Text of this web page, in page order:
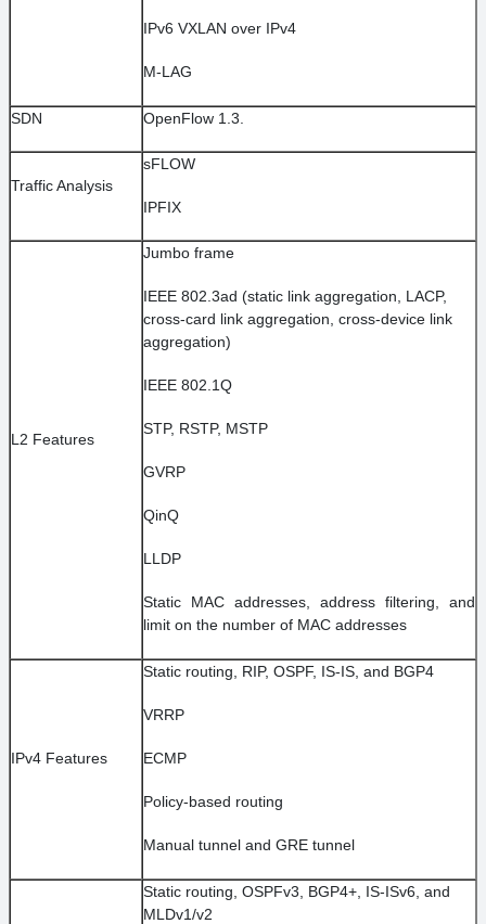
IPv6 VXLAN over IPv4
M-LAG
SDN OpenFlow 1.3.
Traffic Analysis
sFLOW
IPFIX
L2 Features
Jumbo frame
IEEE 802.3ad (static link aggregation, LACP,
cross-card link aggregation, cross-device link
aggregation)
IEEE 802.1Q
STP, RSTP, MSTP
GVRP
QinQ
LLDP
Static MAC addresses, address filtering, and
limit on the number of MAC addresses
IPv4 Features
Static routing, RIP, OSPF, IS-IS, and BGP4
VRRP
ECMP
Policy-based routing
Manual tunnel and GRE tunnel
Static routing, OSPFv3, BGP4+, IS-ISv6, and
MLDv1/v2